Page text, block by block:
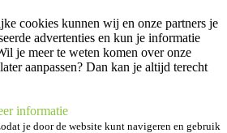
cookies kunnen wij en onze partners je
advertenties en kun je informatie
je meer te weten komen over onze
aanpassen? Dan kan je altijd terecht
informatie
je door de website kunt navigeren en gebruik